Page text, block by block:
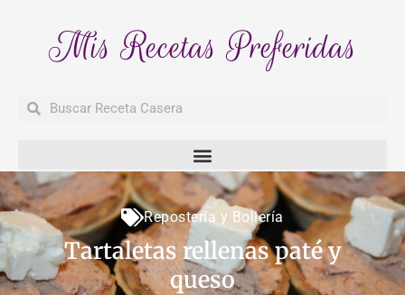
Mis Recetas Preferidas
BuscarBuscar
Repostería y Bollería
Tartaletas rellenas paté y
queso